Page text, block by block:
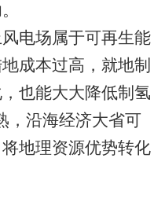
电场属于可再生能
成本过高，就地制
也能大大降低制氢
，沿海经济大省可
地理资源优势转化